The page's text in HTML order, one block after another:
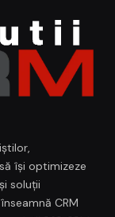
își optimizeze
soluții
CRM